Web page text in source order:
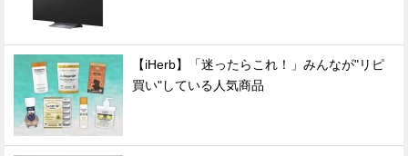
【iHerb】「迷ったらこれ！」みんなが"リピ
買い"している人気商品